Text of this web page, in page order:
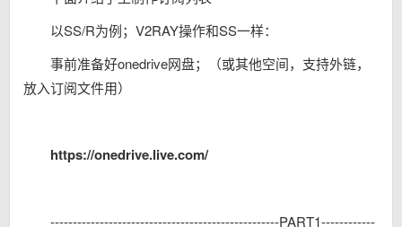
以SS/R为例；V2RAY操作和SS一样：
事前准备好onedrive网盘；（或其他空间，支持外链，
放入订阅文件用）
https://onedrive.live.com/
---------------------------------------------------PART1------------